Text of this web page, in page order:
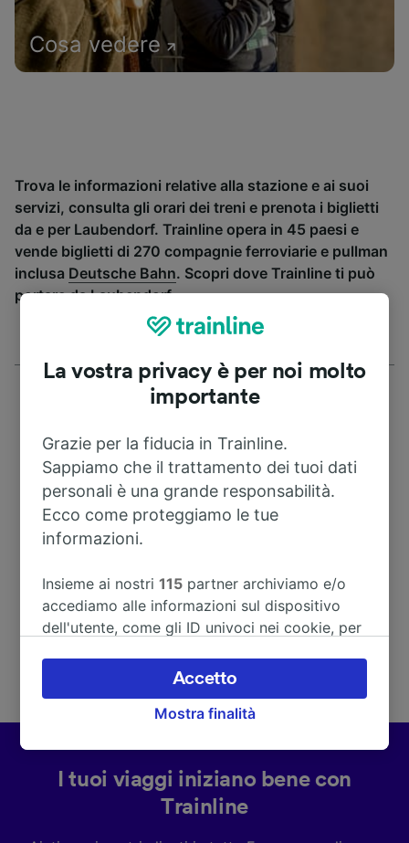
Cosa vedere
Trova le informazioni relative alla stazione e ai suoi
servizi, consulta gli orari dei treni e prenota i biglietti
da e per Laubendorf. Trainline opera in 45 paesi e
vende biglietti di 270 compagnie ferroviarie e pullman
inclusa Deutsche Bahn. Scopri dove Trainline ti può
portare da Laubendorf.
Indirizzo
Wilhermsdorfer Str. 1
90579 Langenzenn
I tuoi viaggi iniziano bene con
Trainline
La vostra privacy è per noi molto
importante
Grazie per la fiducia in Trainline.
Sappiamo che il trattamento dei tuoi dati
personali è una grande responsabilità.
Ecco come proteggiamo le tue
informazioni.
Insieme ai nostri115 partner archiviamo e/o
accediamo alle informazioni sul dispositivo
dell'utente, come gli ID univoci nei cookie, per
accettare o gestire le proprie scelte facendo
clic di seguito, tra cui il proprio diritto di
opporsi sulla base di un interesse legittimo o
verranno segnalate ai nostri partner e non
influenzeranno i dati sulla navigazione. I tuoi
Mostra finalità
Accetto